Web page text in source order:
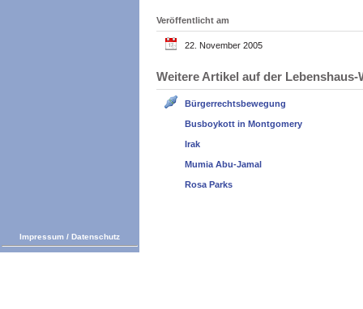
Veröffentlicht am
22. November 2005
Weitere Artikel auf der
Bürgerrechtsbewegung
Busboykott in Montgomery
Irak
Mumia Abu-Jamal
Rosa Parks
Impressum / Datenschutz